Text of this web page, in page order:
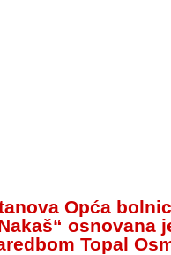
Opća
osnovana
Topal